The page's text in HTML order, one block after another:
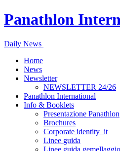
Panathlon
Daily News
Home
News
Newsletter
NEWSLETTER 24/26
Panathlon International
Info & Booklets
Presentazione Panathlon
Brochures
Corporate identity_it
Linee guida
Linee guida gemellaggio